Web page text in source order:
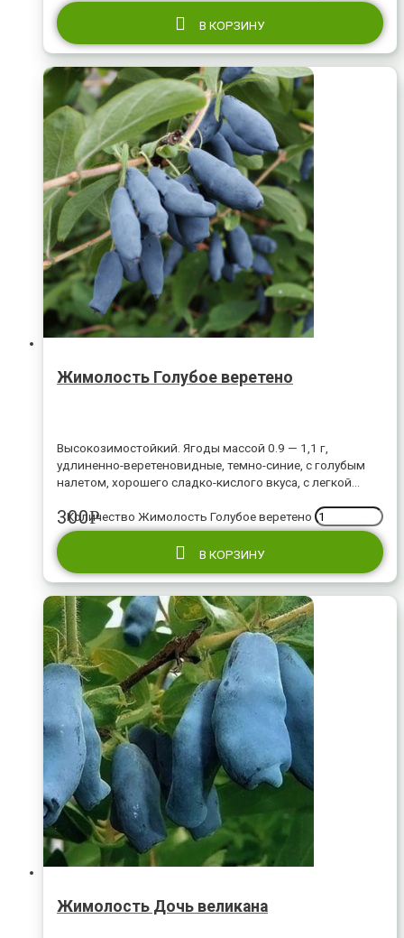
В КОРЗИНУ
Жимолость Голубое веретено
Высокозимостойкий. Ягоды массой 0.9 — 1,1 г,
удлиненно-веретеновидные, темно-синие, с голубым
налетом, хорошего сладко-кислого вкуса, с легкой
300Р
Количество Жимолость Голубое веретено
В КОРЗИНУ
Жимолость Дочь великана